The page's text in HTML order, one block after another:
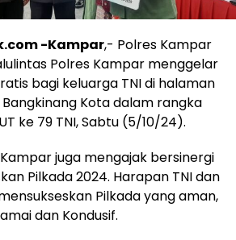
-Kampar,- Polres Kampar
Polres Kampar menggelar
bagi keluarga TNI di halaman
Kota dalam rangka
ke 79 TNI, Sabtu (5/10/24).
juga mengajak bersinergi
Pilkada 2024. Harapan TNI dan
Pilkada yang aman,
dan Kondusif.